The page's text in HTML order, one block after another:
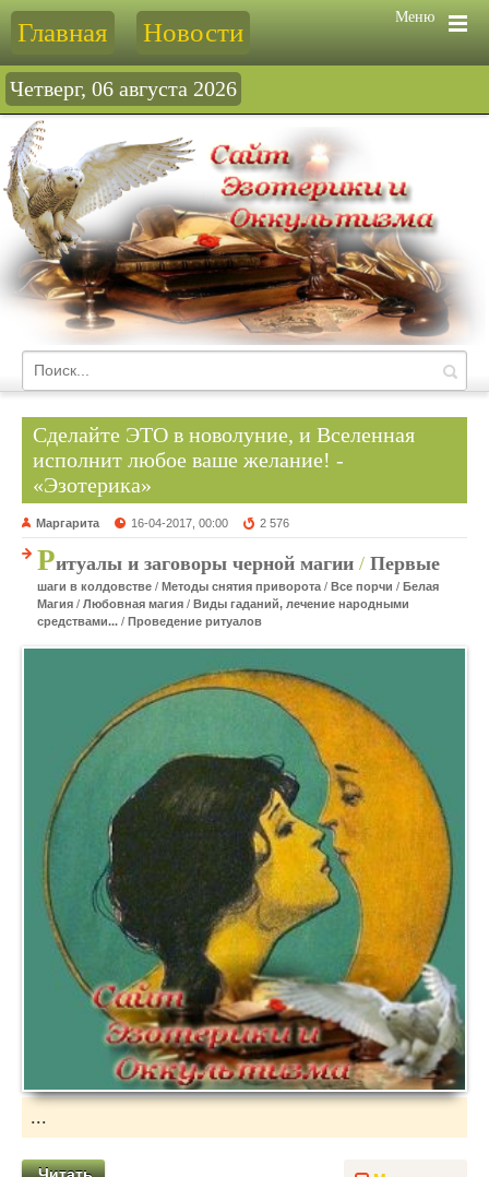
Меню
Главная Новости
Четверг, 06 августа 2026
Сделайте ЭТО в новолуние, и Вселенная
исполнит любое ваше желание! -
«Эзотерика»
Маргарита 16-04-2017, 00:00 2 576
Ритуалы и заговоры черной магии / Первые
шаги в колдовстве / Методы снятия приворота / Все порчи / Белая
Магия / Любовная магия / Виды гаданий, лечение народными
средствами... / Проведение ритуалов
...
Читать